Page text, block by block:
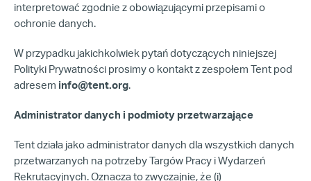
interpretować zgodnie z obowiązującymi przepisami o
ochronie danych.
W przypadku jakichkolwiek pytań dotyczących niniejszej
Polityki Prywatności prosimy o kontakt z zespołem Tent pod
adresem info@tent.org.
Administrator danych i podmioty przetwarzające
Tent działa jako administrator danych dla wszystkich danych
przetwarzanych na potrzeby Targów Pracy i Wydarzeń
Rekrutacyjnych. Oznacza to zwyczajnie, że (i)